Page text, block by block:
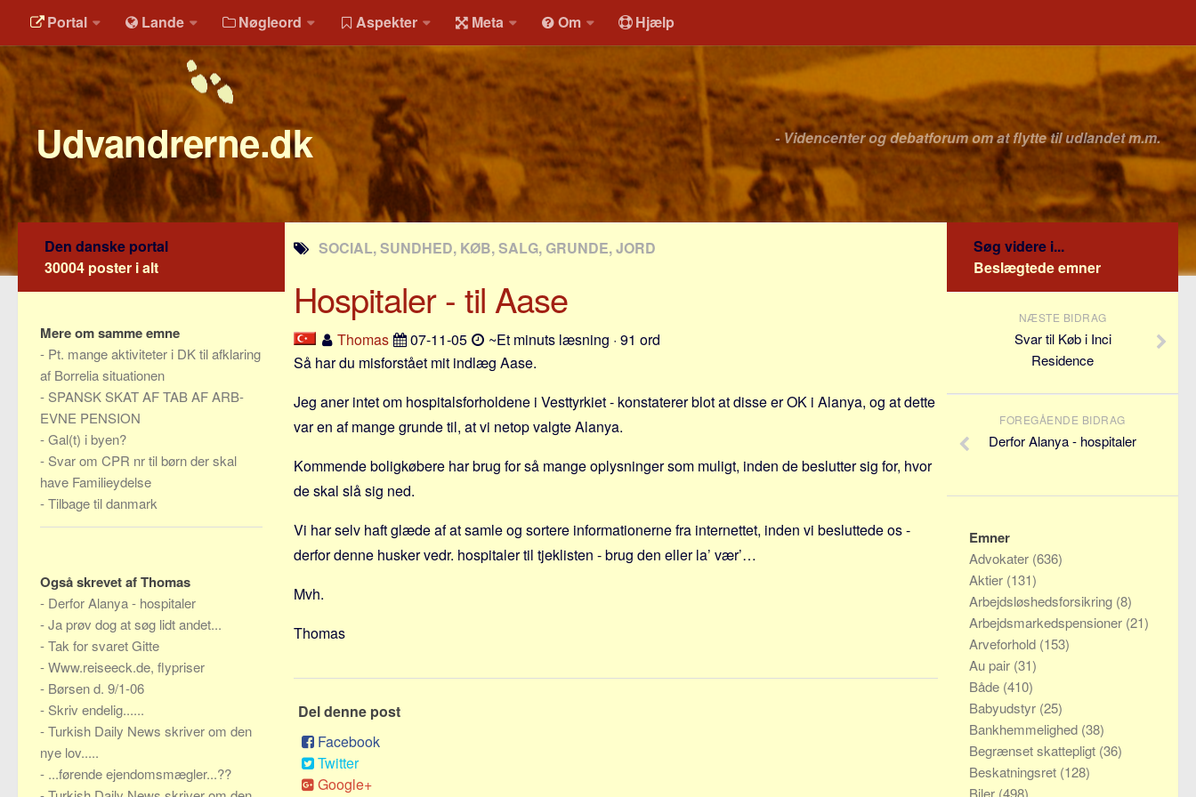
Portal Lande Nøgleord Aspekter Meta Om Hjælp
Udvandrerne.dk - Videncenter og debatforum om at flytte til udlandet m.m.
SOCIAL, SUNDHED, KØB, SALG, GRUNDE, JORD
Hospitaler - til Aase
Thomas 07-11-05
~Et minuts læsning · 91 ord
Så har du misforstået mit indlæg Aase.
Jeg aner intet om hospitalsforholdene i Vesttyrkiet - konstaterer blot at disse er OK i Alanya, og at dette
var en af mange grunde til, at vi netop valgte Alanya.
Kommende boligkøbere har brug for så mange oplysninger som muligt, inden de beslutter sig for, hvor
de skal slå sig ned.
Vi har selv haft glæde af at samle og sortere informationerne fra internettet, inden vi besluttede os -
derfor denne husker vedr. hospitaler til tjeklisten - brug den eller la’ vær’…
Mvh.
Thomas
Del denne post
Facebook
Twitter
Google+
Den danske portal
30004 poster i alt
Mere om samme emne
- Pt. mange aktiviteter i DK til afklaring
af Borrelia situationen
- SPANSK SKAT AF TAB AF ARB-
EVNE PENSION
-Gal(t) i byen?
- Svar om CPR nr til børn der skal
have Familieydelse
-Tilbage til danmark
Også skrevet af Thomas
- Derfor Alanya - hospitaler
-Ja prøv dog at søg lidt andet...
-Tak for svaret Gitte
-Www.reiseeck.de, flypriser
- Børsen d. 9/1-06
- Skriv endelig......
-Turkish Daily News skriver om den
nye lov.....
- ...førende ejendomsmægler...??
Søg videre i...
Beslægtede emner
NÆSTE BIDRAG
Svar til Køb i Inci
Residence
FOREGÅENDE BIDRAG
Derfor Alanya - hospitaler
Emner
Advokater (636)
Aktier (131)
Arbejdsløshedsforsikring (8)
Arbejdsmarkedspensioner (21)
Arveforhold (153)
Au pair (31)
Både (410)
Babyudstyr (25)
Bankhemmelighed (38)
Begrænset skattepligt (36)
Beskatningsret (128)
Biler (498)